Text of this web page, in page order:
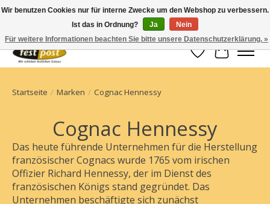
Champagner einfach geschickt
Wunschzettel
Ihr
Startseite / Marken / Cognac Hennessy
Cognac Hennessy
Das heute führende Unternehmen für die Herstellung
französischer Cognacs wurde 1765 vom irischen
Offizier Richard Hennessy, der im Dienst des
französischen Königs stand gegründet. Das
Unternehmen beschäftigte sich zunächst
Wir benutzen Cookies nur für interne Zwecke um den Webshop zu verbessern.
Ist das in Ordnung?
Ja
Nein
Für weitere Informationen beachten Sie bitte unsere Datenschutzerklärung. »